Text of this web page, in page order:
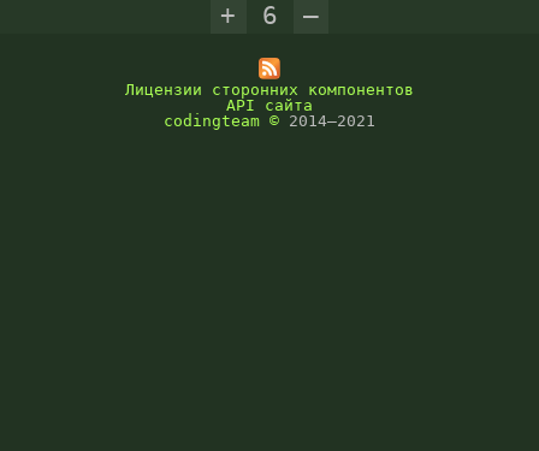
+ 6 –
Лицензии сторонних компонентов
API сайта
codingteam © 2014–2021